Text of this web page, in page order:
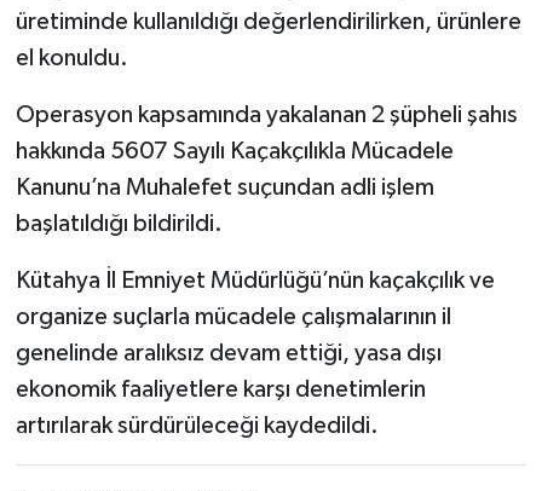
üretiminde kullanıldığı değerlendirilirken, ürünlere
el konuldu.
Operasyon kapsamında yakalanan 2 şüpheli şahıs
hakkında 5607 Sayılı Kaçakçılıkla Mücadele
Kanunu’na Muhalefet suçundan adli işlem
başlatıldığı bildirildi.
Kütahya İl Emniyet Müdürlüğü’nün kaçakçılık ve
organize suçlarla mücadele çalışmalarının il
genelinde aralıksız devam ettiği, yasa dışı
ekonomik faaliyetlere karşı denetimlerin
artırılarak sürdürüleceği kaydedildi.